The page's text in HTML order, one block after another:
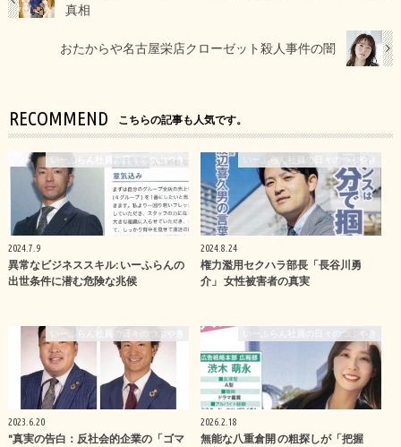
真相
おたからや名古屋栄店クローゼット殺人事件の闇
RECOMMEND こちらの記事も人気です。
いーふらん社員の日々のつぶやき
2024.7.9
異常なビジネススキル: いーふらんの
出世条件に潜む危険な兆候
いーふらん社員の日々のつぶやき
2024.8.24
権力濫用セクハラ部長「長谷川勇
介」 女性被害者の真実
2023.6.20
"真実の告白：反社会的企業の「ゴマ
いーふらん社員の日々のつぶやき
2026.2.18
無能な八重倉開 の粗探しが「把握